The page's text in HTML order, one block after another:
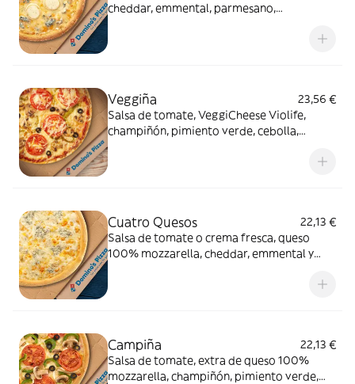
cheddar, emmental, parmesano,
Veggiña
23,56 €
Salsa de tomate, VeggiCheese Violife,
champiñón, pimiento verde, cebolla,
Cuatro Quesos
22,13 €
Salsa de tomate o crema fresca, queso
100% mozzarella, cheddar, emmental y
Campiña
22,13 €
Salsa de tomate, extra de queso 100%
mozzarella, champiñón, pimiento verde,